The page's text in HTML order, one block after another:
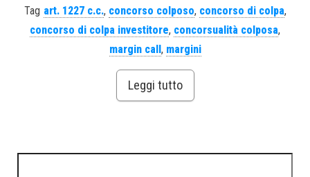
Tag art. 1227 c.c., concorso colposo, concorso di colpa,
concorso di colpa investitore, concorsualità colposa,
margin call , margini
Leggi tutto